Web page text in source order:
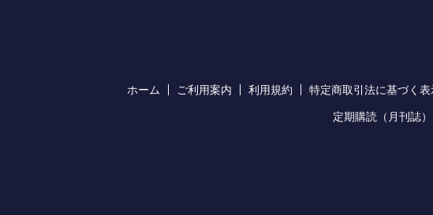
ホーム ご利用案内 利用規約 特定商取引法に基づく表
定期購読（月刊誌）